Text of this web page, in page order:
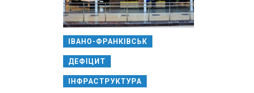
ІВАНО-ФРАНКІВСЬК
ДЕФІЦИТ
ІНФРАСТРУКТУРА